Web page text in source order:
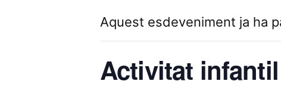
Aquest esdeveniment ja ha
Activitat infantil